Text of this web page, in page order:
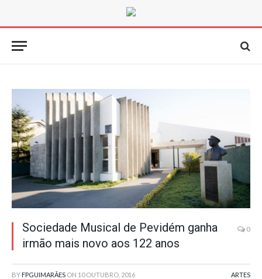
Sociedade Musical de Pevidém ganha
irmão mais novo aos 122 anos
0
BY FPGUIMARÃES ON 10 OUTUBRO, 2016 ARTES